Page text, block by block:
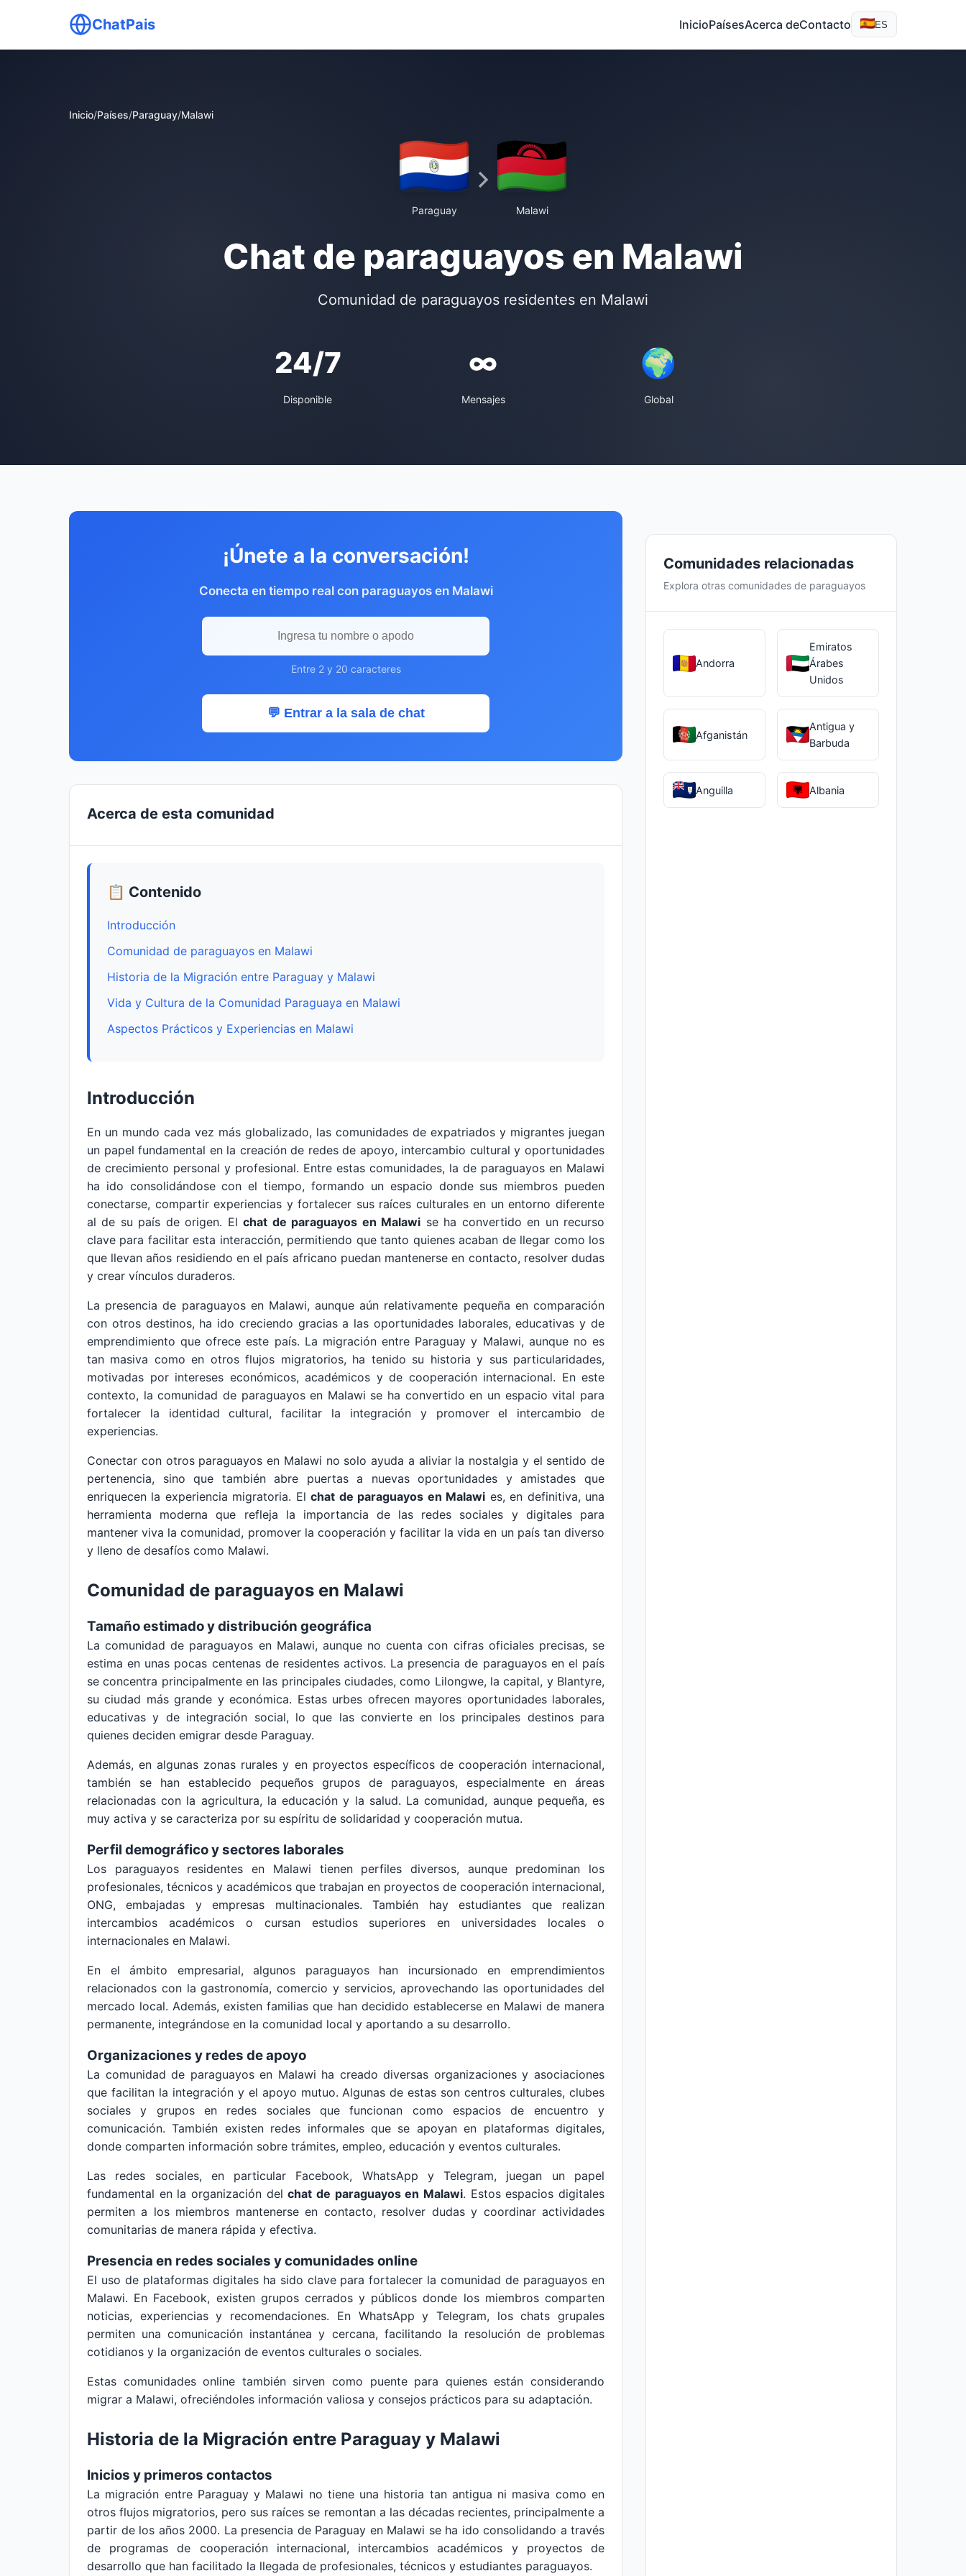
ChatPais InicioPaísesAcerca deContacto ES
Inicio/Países/Paraguay/Malawi
Paraguay Malawi
Chat de paraguayos en Malawi
Comunidad de paraguayos residentes en Malawi
24/7
Disponible
∞
Mensajes
🌍
Global
¡Únete a la conversación!
Conecta en tiempo real con paraguayos en Malawi
Entre 2 y 20 caracteres
💬 Entrar a la sala de chat
Acerca de esta comunidad
📋 Contenido
Introducción
Comunidad de paraguayos en Malawi
Historia de la Migración entre Paraguay y Malawi
Vida y Cultura de la Comunidad Paraguaya en Malawi
Aspectos Prácticos y Experiencias en Malawi
Introducción
En un mundo cada vez más globalizado, las comunidades de expatriados y migrantes juegan
un papel fundamental en la creación de redes de apoyo, intercambio cultural y oportunidades
de crecimiento personal y profesional. Entre estas comunidades, la de paraguayos en Malawi
ha ido consolidándose con el tiempo, formando un espacio donde sus miembros pueden
conectarse, compartir experiencias y fortalecer sus raíces culturales en un entorno diferente
al de su país de origen. Elchat de paraguayos en Malawi se ha convertido en un recurso
clave para facilitar esta interacción, permitiendo que tanto quienes acaban de llegar como los
que llevan años residiendo en el país africano puedan mantenerse en contacto, resolver dudas
y crear vínculos duraderos.
La presencia de paraguayos en Malawi, aunque aún relativamente pequeña en comparación
con otros destinos, ha ido creciendo gracias a las oportunidades laborales, educativas y de
emprendimiento que ofrece este país. La migración entre Paraguay y Malawi, aunque no es
tan masiva como en otros flujos migratorios, ha tenido su historia y sus particularidades,
motivadas por intereses económicos, académicos y de cooperación internacional. En este
contexto, la comunidad de paraguayos en Malawi se ha convertido en un espacio vital para
fortalecer la identidad cultural, facilitar la integración y promover el intercambio de
experiencias.
Conectar con otros paraguayos en Malawi no solo ayuda a aliviar la nostalgia y el sentido de
pertenencia, sino que también abre puertas a nuevas oportunidades y amistades que
enriquecen la experiencia migratoria. Elchat de paraguayos en Malawi es, en definitiva, una
herramienta moderna que refleja la importancia de las redes sociales y digitales para
mantener viva la comunidad, promover la cooperación y facilitar la vida en un país tan diverso
y lleno de desafíos como Malawi.
Comunidad de paraguayos en Malawi
Tamaño estimado y distribución geográfica
La comunidad de paraguayos en Malawi, aunque no cuenta con cifras oficiales precisas, se
estima en unas pocas centenas de residentes activos. La presencia de paraguayos en el país
se concentra principalmente en las principales ciudades, como Lilongwe, la capital, y Blantyre,
su ciudad más grande y económica. Estas urbes ofrecen mayores oportunidades laborales,
educativas y de integración social, lo que las convierte en los principales destinos para
quienes deciden emigrar desde Paraguay.
Además, en algunas zonas rurales y en proyectos específicos de cooperación internacional,
también se han establecido pequeños grupos de paraguayos, especialmente en áreas
relacionadas con la agricultura, la educación y la salud. La comunidad, aunque pequeña, es
muy activa y se caracteriza por su espíritu de solidaridad y cooperación mutua.
Perfil demográfico y sectores laborales
Los paraguayos residentes en Malawi tienen perfiles diversos, aunque predominan los
profesionales, técnicos y académicos que trabajan en proyectos de cooperación internacional,
ONG, embajadas y empresas multinacionales. También hay estudiantes que realizan
intercambios académicos o cursan estudios superiores en universidades locales o
internacionales en Malawi.
En el ámbito empresarial, algunos paraguayos han incursionado en emprendimientos
relacionados con la gastronomía, comercio y servicios, aprovechando las oportunidades del
mercado local. Además, existen familias que han decidido establecerse en Malawi de manera
permanente, integrándose en la comunidad local y aportando a su desarrollo.
Organizaciones y redes de apoyo
La comunidad de paraguayos en Malawi ha creado diversas organizaciones y asociaciones
que facilitan la integración y el apoyo mutuo. Algunas de estas son centros culturales, clubes
sociales y grupos en redes sociales que funcionan como espacios de encuentro y
comunicación. También existen redes informales que se apoyan en plataformas digitales,
donde comparten información sobre trámites, empleo, educación y eventos culturales.
Las redes sociales, en particular Facebook, WhatsApp y Telegram, juegan un papel
fundamental en la organización delchat de paraguayos en Malawi. Estos espacios digitales
permiten a los miembros mantenerse en contacto, resolver dudas y coordinar actividades
comunitarias de manera rápida y efectiva.
Presencia en redes sociales y comunidades online
El uso de plataformas digitales ha sido clave para fortalecer la comunidad de paraguayos en
Malawi. En Facebook, existen grupos cerrados y públicos donde los miembros comparten
noticias, experiencias y recomendaciones. En WhatsApp y Telegram, los chats grupales
permiten una comunicación instantánea y cercana, facilitando la resolución de problemas
cotidianos y la organización de eventos culturales o sociales.
Estas comunidades online también sirven como puente para quienes están considerando
migrar a Malawi, ofreciéndoles información valiosa y consejos prácticos para su adaptación.
Historia de la Migración entre Paraguay y Malawi
Inicios y primeros contactos
La migración entre Paraguay y Malawi no tiene una historia tan antigua ni masiva como en
otros flujos migratorios, pero sus raíces se remontan a las décadas recientes, principalmente a
partir de los años 2000. La presencia de Paraguay en Malawi se ha ido consolidando a través
de programas de cooperación internacional, intercambios académicos y proyectos de
desarrollo que han facilitado la llegada de profesionales, técnicos y estudiantes paraguayos.
Comunidades relacionadas
Explora otras comunidades de paraguayos
Andorra
Emiratos
Árabes
Unidos
Afganistán
Antigua y
Barbuda
Anguilla Albania